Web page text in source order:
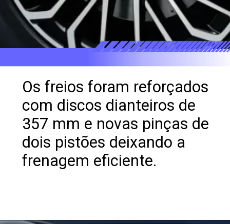
Os freios foram reforçados
com discos dianteiros de
357 mm e novas pinças de
dois pistões deixando a
frenagem eficiente.